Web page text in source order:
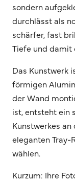
sondern
durchlässt als
schärfer, fast
Tiefe und damit
Das Kunstwerk
förmigen
der Wand
ist, entsteht ein
Kunstwerkes an
eleganten Tray-
wählen.
Kurzum: Ihre